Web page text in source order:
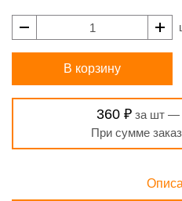
В корзину
360 ₽ за шт —
При сумме